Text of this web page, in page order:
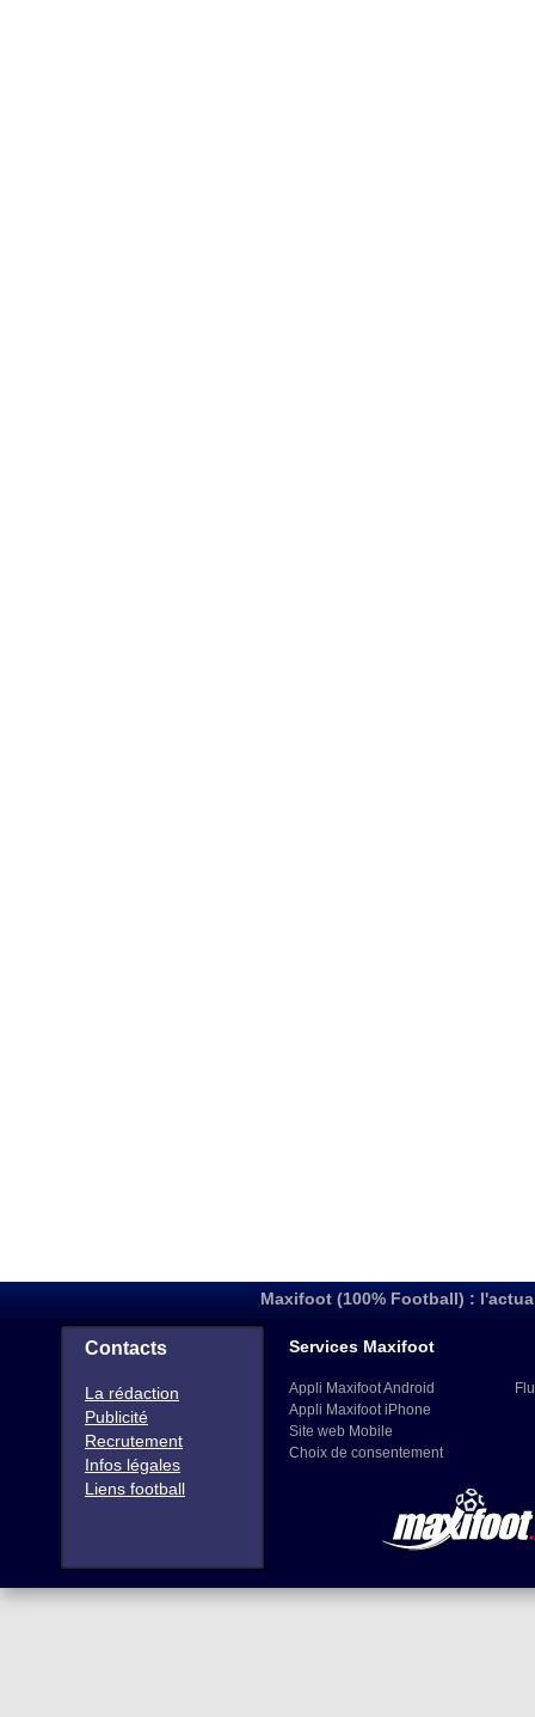
Maxifoot (100% Football) :
Contacts
La rédaction
Publicité
Recrutement
Infos légales
Liens football
Services Maxifoot
Appli Maxifoot Android
Appli Maxifoot iPhone
Site web Mobile
Choix de consentement